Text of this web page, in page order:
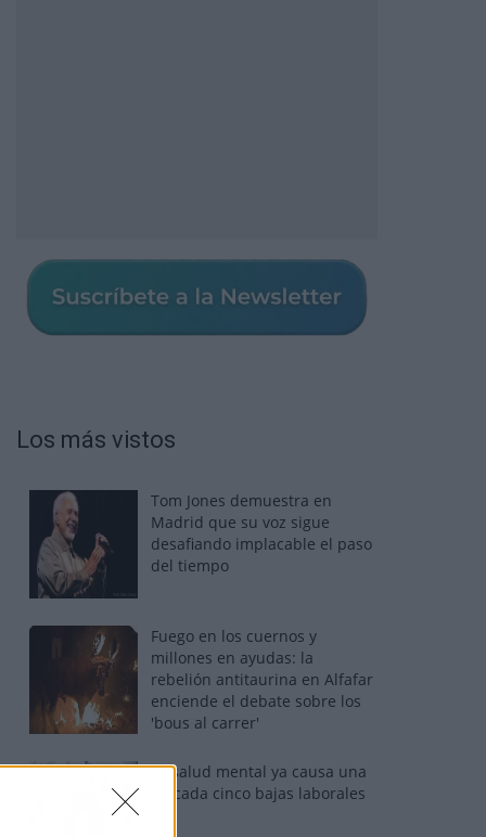
Los más vistos
Tom Jones demuestra en
Madrid que su voz sigue
desafiando implacable el paso
del tiempo
Fuego en los cuernos y
millones en ayudas: la
rebelión antitaurina en Alfafar
enciende el debate sobre los
'bous al carrer'
La salud mental ya causa una
de cada cinco bajas laborales